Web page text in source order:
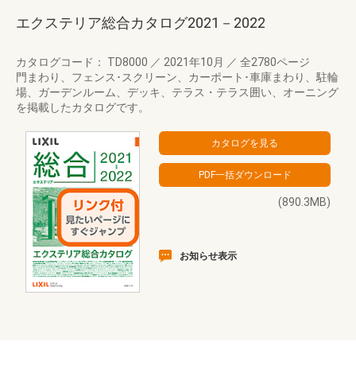
エクステリア総合カタログ2021－2022
カタログコード： TD8000 ／ 2021年10月 ／ 全2780ページ
門まわり、フェンス･スクリーン、カーポート･車庫まわり、駐輪
場、ガーデンルーム、デッキ、テラス・テラス囲い、オーニング
を掲載したカタログです。
(890.3MB)
お知らせ表示